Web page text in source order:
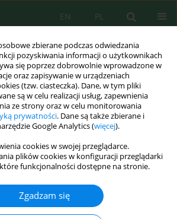
zbierane podczas odwiedzania
pozyskiwania informacji o użytkownikach
się poprzez dobrowolnie wprowadzone w
oraz zapisywanie w urządzeniach
(tzw. ciasteczka). Dane, w tym pliki
są w celu realizacji usług, zapewnienia
ze strony oraz w celu monitorowania
prywatności. Dane są także zbierane i
Google Analytics (więcej).
cookies w swojej przeglądarce.
plików cookies w konfiguracji przeglądarki
funkcjonalności dostępne na stronie.
Zgadzam się
PL
EN
compulsory
Ecological Factors in
of Land when Placing
Infrastructure